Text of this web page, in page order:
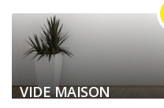
VIDE MAISON